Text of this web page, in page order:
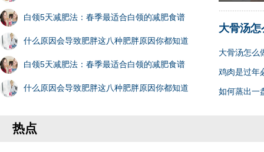
白领5天减肥法：春季最适合白领的减肥食谱
什么原因会导致肥胖这八种肥胖原因你都知道
白领5天减肥法：春季最适合白领的减肥食谱
什么原因会导致肥胖这八种肥胖原因你都知道
大骨汤
大骨汤怎么
鸡肉是过年
如何蒸出一
热点